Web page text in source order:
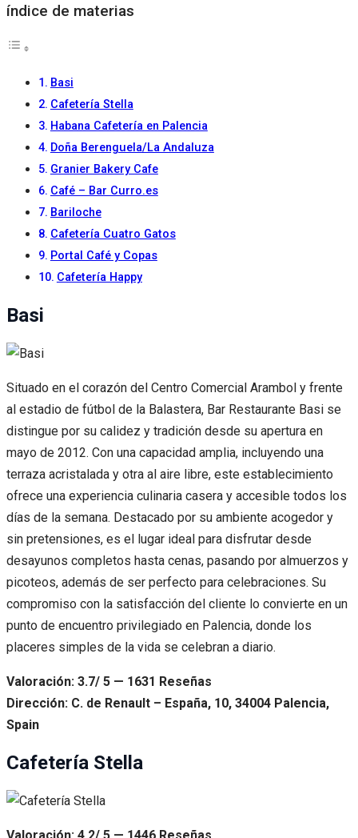
índice de materias
Basi
Cafetería Stella
Habana Cafetería en Palencia
Doña Berenguela/La Andaluza
Granier Bakery Cafe
Café – Bar Curro.es
Bariloche
Cafetería Cuatro Gatos
Portal Café y Copas
Cafetería Happy
Basi
Situado en el corazón del Centro Comercial Arambol y frente
al estadio de fútbol de la Balastera, Bar Restaurante Basi se
distingue por su calidez y tradición desde su apertura en
mayo de 2012. Con una capacidad amplia, incluyendo una
terraza acristalada y otra al aire libre, este establecimiento
ofrece una experiencia culinaria casera y accesible todos los
días de la semana. Destacado por su ambiente acogedor y
sin pretensiones, es el lugar ideal para disfrutar desde
desayunos completos hasta cenas, pasando por almuerzos y
picoteos, además de ser perfecto para celebraciones. Su
compromiso con la satisfacción del cliente lo convierte en un
punto de encuentro privilegiado en Palencia, donde los
placeres simples de la vida se celebran a diario.
Valoración: 3.7/ 5 — 1631 Reseñas
Dirección: C. de Renault – España, 10, 34004 Palencia,
Spain
Cafetería Stella
Valoración: 4.2/ 5 — 1446 Reseñas